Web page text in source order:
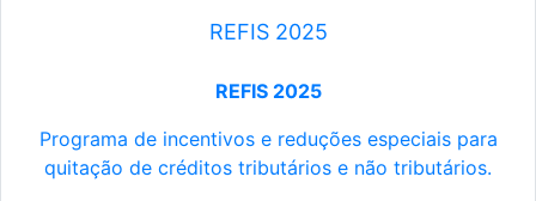
REFIS 2025
REFIS 2025
Programa de incentivos e reduções especiais para
quitação de créditos tributários e não tributários.